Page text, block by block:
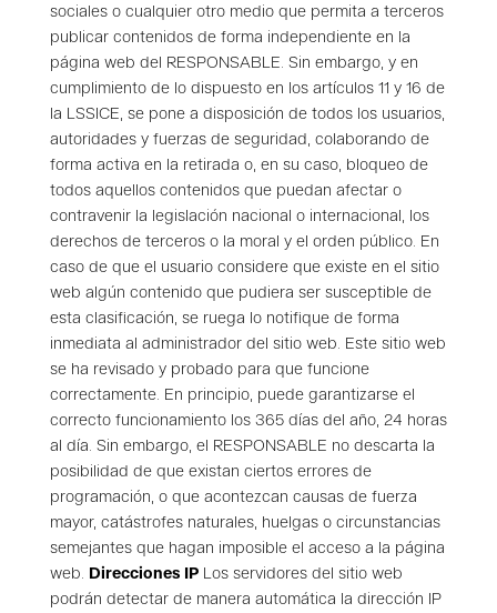
sociales o cualquier otro medio que permita a terceros
publicar contenidos de forma independiente en la
página web del RESPONSABLE. Sin embargo, y en
cumplimiento de lo dispuesto en los artículos 11 y 16 de
la LSSICE, se pone a disposición de todos los usuarios,
autoridades y fuerzas de seguridad, colaborando de
forma activa en la retirada o, en su caso, bloqueo de
todos aquellos contenidos que puedan afectar o
contravenir la legislación nacional o internacional, los
derechos de terceros o la moral y el orden público. En
caso de que el usuario considere que existe en el sitio
web algún contenido que pudiera ser susceptible de
esta clasificación, se ruega lo notifique de forma
inmediata al administrador del sitio web. Este sitio web
se ha revisado y probado para que funcione
correctamente. En principio, puede garantizarse el
correcto funcionamiento los 365 días del año, 24 horas
al día. Sin embargo, el RESPONSABLE no descarta la
posibilidad de que existan ciertos errores de
programación, o que acontezcan causas de fuerza
mayor, catástrofes naturales, huelgas o circunstancias
semejantes que hagan imposible el acceso a la página
web. Direcciones IP Los servidores del sitio web
podrán detectar de manera automática la dirección IP